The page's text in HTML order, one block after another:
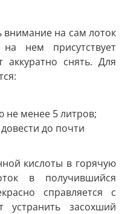
внимание на сам лоток
нем присутствует
снять. Для
не менее 5 литров;
до почти
кислоты в горячую
в получившийся
справляется с
засохший